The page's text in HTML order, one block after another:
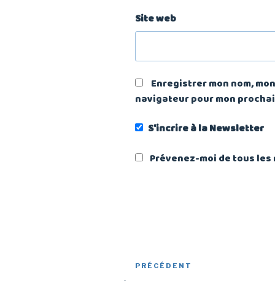
Site web
Enregistrer mon nom,
navigateur pour mon
S'incrire à la Newsletter
Prévenez-moi de tous
Navigation
Article
PRÉCÉDENT